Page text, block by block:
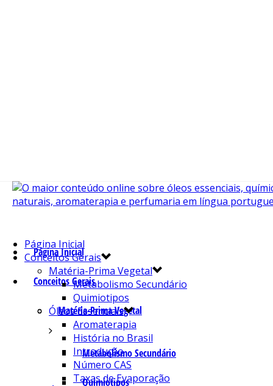
Página Inicial
Conceitos Gerais
Matéria-Prima Vegetal
Metabolismo Secundário
Quimiotipos
Página Inicial
Conceitos Gerais
Matéria-Prima Vegetal
Metabolismo Secundário
Quimiotipos
Óleos Essenciais
Aromaterapia
História no Brasil
Introdução
Número CAS
Taxas de Evaporação